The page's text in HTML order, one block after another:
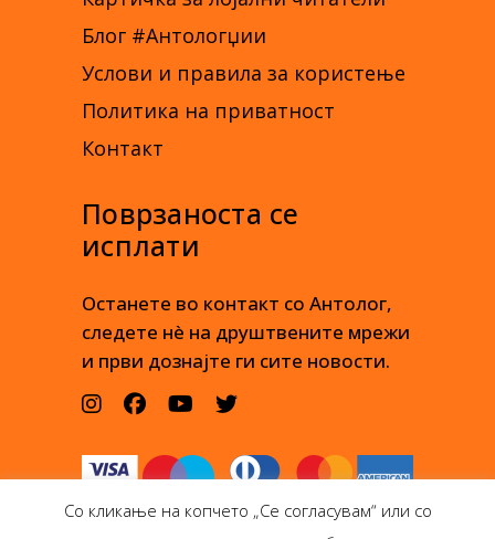
Блог #Антологџии
Услови и правила за користење
Политика на приватност
Контакт
Поврзаноста се
исплати
Останете во контакт со Антолог,
следете нè на друштвените мрежи
и први дознајте ги сите новости.
Со кликање на копчето „Се согласувам“ или со